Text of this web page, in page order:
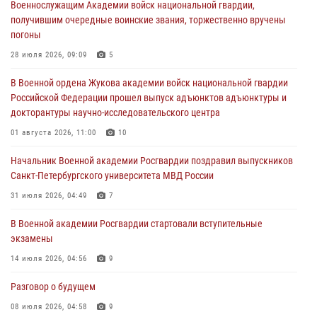
Военная академия информирует!
23 июля 2026, 04:51
Курсант Военной академии войск национальной гвардии принял
22 июля 2026, 09:41
Мастер‑класс по стрельбе: точность, тактика, профессионализм
20 июля 2026, 11:17
108 лет со дня образования подразделений связи войск
Военнослужащим Академии войск национальной гвардии,
получившим очередные воинские звания, торжественно вручены
погоны
28 июля 2026, 09:09 5
В Военной ордена Жукова академии войск национальной гвардии
Российской Федерации прошел выпуск адъюнктов адъюнктуры и
докторантуры научно-исследовательского центра
01 августа 2026, 11:00 10
Начальник Военной академии Росгвардии поздравил выпускников
Санкт-Петербургского университета МВД России
31 июля 2026, 04:49 7
В Военной академии Росгвардии стартовали вступительные
экзамены
14 июля 2026, 04:56 9
Разговор о будущем
08 июля 2026, 04:58 9